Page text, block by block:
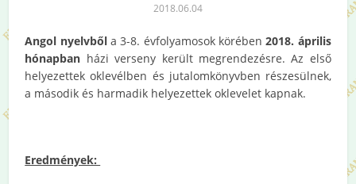
2018.06.04
Angol nyelvbőla 3-8. évfolyamosok körében 2018. április
hónapban házi verseny került megrendezésre. Az első
helyezettek oklevélben és jutalomkönyvben részesülnek,
a második és harmadik helyezettek oklevelet kapnak.
Eredmények: